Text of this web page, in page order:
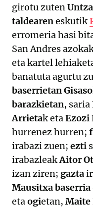
girotu zuten
taldeareneskutik
erromeria hasi
San Andres
eta kartel
banatuta agurtu
baserrietan
barazkietan, saria
Arrietak etaEzozi
hurrenez hurren;
irabazi zuen; ezti
irabazleakAitor
izan ziren; gazta
Mausitxa baserria
etaogietan, Maite